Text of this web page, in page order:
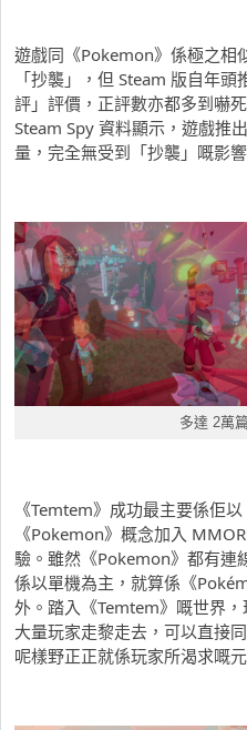
遊戲同《Pokemon》係極之相
「抄襲」，但 Steam 版自年
評」評價，正評數亦都多到嚇
Steam Spy 資料顯示，遊戲推
量，完全無受到「抄襲」嘅影
多達 2萬
《Temtem》成功最主要係佢
《Pokemon》概念加入
驗。雖然《Pokemon》都有連
係以單機為主，就算係《
外。踏入《Temtem》嘅世界
大量玩家走黎走去，可以直接
呢樣野正正就係玩家所渴求嘅元